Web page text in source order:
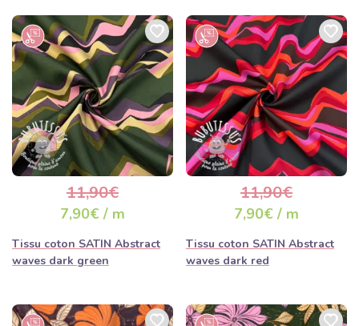
11,90€
7,90€ / m
Tissu coton SATIN Abstract
waves dark green
11,90€
7,90€ / m
Tissu coton SATIN Abstract
waves dark red